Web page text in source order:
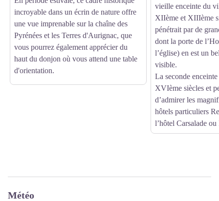
incroyable dans un écrin de nature offre
une vue imprenable sur la chaîne des
Pyrénées et les Terres d'Aurignac, que
vous pourrez également apprécier du
haut du donjon où vous attend une table
d'orientation.
vieille enceinte du
XIIème et XIIIème
pénétrait par de
dont la porte de
l’église) en est un
visible.
La seconde
XVIème siècles et
d’admirer les
hôtels particuliers
l’hôtel Carsalade
Météo